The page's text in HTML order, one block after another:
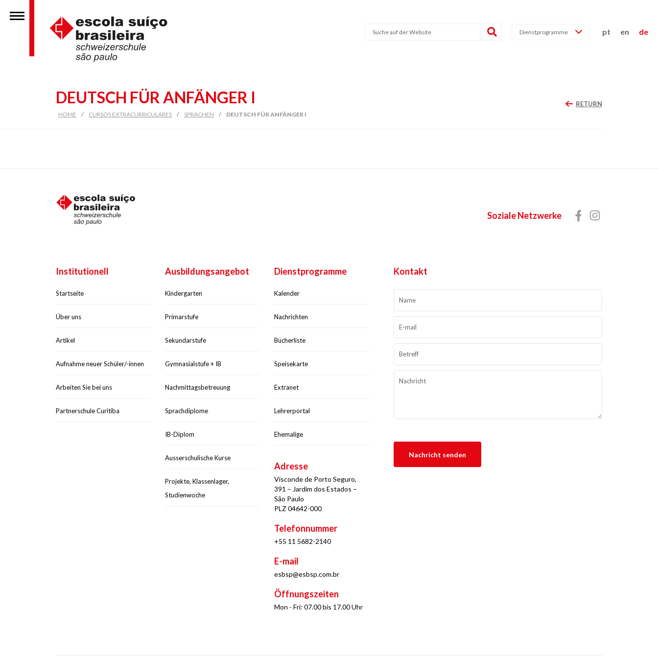
Dienstprogramme pt en de
DEUTSCH FÜR ANFÄNGER I
HOME / CURSOS EXTRACURRICULARES / SPRACHEN / DEUTSCH FÜR ANFÄNGER I
RETURN
Soziale Netzwerke
Institutionell
Startseite
Über uns
Artikel
Aufnahme neuer Schüler/-innen
Arbeiten Sie bei uns
Partnerschule Curitiba
Ausbildungsangebot
Kindergarten
Primarstufe
Sekundarstufe
Gymnasialstufe + IB
Nachmittagsbetreuung
Sprachdiplome
IB-Diplom
Ausserschulische Kurse
Projekte, Klassenlager,
Studienwoche
Dienstprogramme
Kalender
Nachrichten
Bücherliste
Speisekarte
Extranet
Lehrerportal
Ehemalige
Adresse
Visconde de Porto Seguro,
391 – Jardim dos Estados –
São Paulo
PLZ 04642-000
Telefonnummer
+55 11 5682-2140
E-mail
esbsp@esbsp.com.br
Öffnungszeiten
Mon - Fri: 07.00 bis 17.00 Uhr
Kontakt